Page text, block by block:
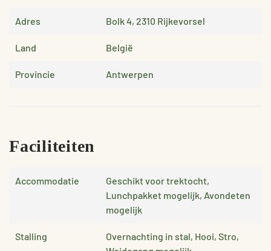
Adres Bolk 4, 2310 Rijkevorsel
Land België
Provincie Antwerpen
Faciliteiten
Accommodatie
Geschikt voor trektocht,
Lunchpakket mogelijk, Avondeten
mogelijk
Stalling
Overnachting in stal, Hooi, Stro,